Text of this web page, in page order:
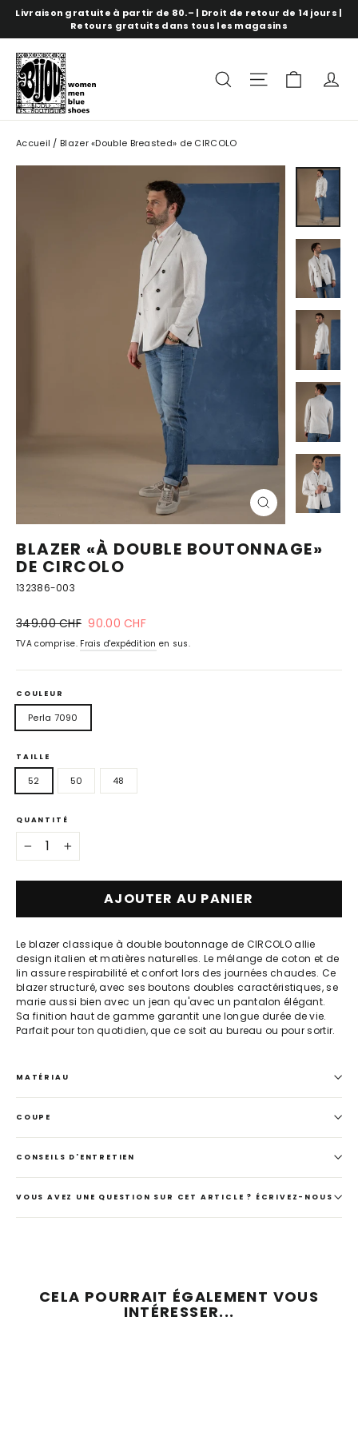
directement
Livraison gratuite à partir de 80.– | Droit de retour de 14 jours |
Retours gratuits dans tous les magasins
recherche panure
Accueil / Blazer «Double Breasted» de CIRCOLO
FERMER
(ESC)
BLAZER «À DOUBLE BOUTONNAGE»
DE CIRCOLO
132386-003
Prix
349.00 CHF prix
90.00 CHF
TVA comprise. Frais d'expédition en sus.
COULEUR
Perla 7090
TAILLE
52 50 48
QUANTITÉ
+
AJOUTER AU PANIER
Le blazer classique à double boutonnage de CIRCOLO allie
design italien et matières naturelles. Le mélange de coton et de
lin assure respirabilité et confort lors des journées chaudes. Ce
blazer structuré, avec ses boutons doubles caractéristiques, se
marie aussi bien avec un jean qu'avec un pantalon élégant.
Sa finition haut de gamme garantit une longue durée de vie.
Parfait pour ton quotidien, que ce soit au bureau ou pour sortir.
MATÉRIAU
COUPE
CONSEILS D'ENTRETIEN
VOUS AVEZ UNE QUESTION SUR CET ARTICLE ? ÉCRIVEZ-NOUS
CELA POURRAIT ÉGALEMENT VOUS
INTÉRESSER...